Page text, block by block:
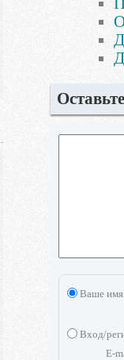
Ваше имя
Вход/
E-